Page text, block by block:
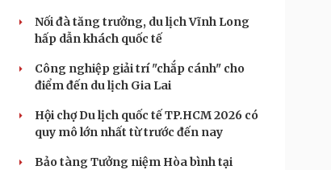
Nối đà tăng trưởng, du lịch Vĩnh Long
hấp dẫn khách quốc tế
Công nghiệp giải trí "chắp cánh" cho
điểm đến du lịch Gia Lai
Hội chợ Du lịch quốc tế TP.HCM 2026 có
quy mô lớn nhất từ trước đến nay
Bảo tàng Tưởng niệm Hòa bình tại